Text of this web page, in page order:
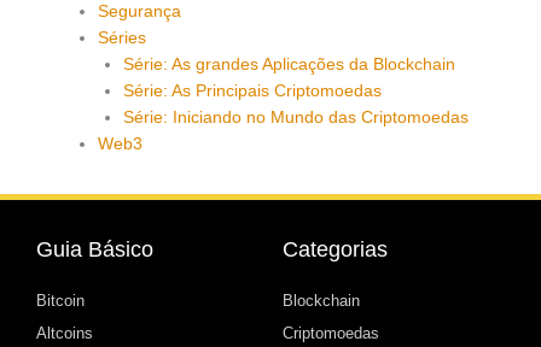
Segurança
Séries
Série: As grandes Aplicações da Blockchain
Série: As Principais Criptomoedas
Série: Iniciando no Mundo das Criptomoedas
Web3
Guia Básico
Bitcoin
Altcoins
Categorias
Blockchain
Criptomoedas